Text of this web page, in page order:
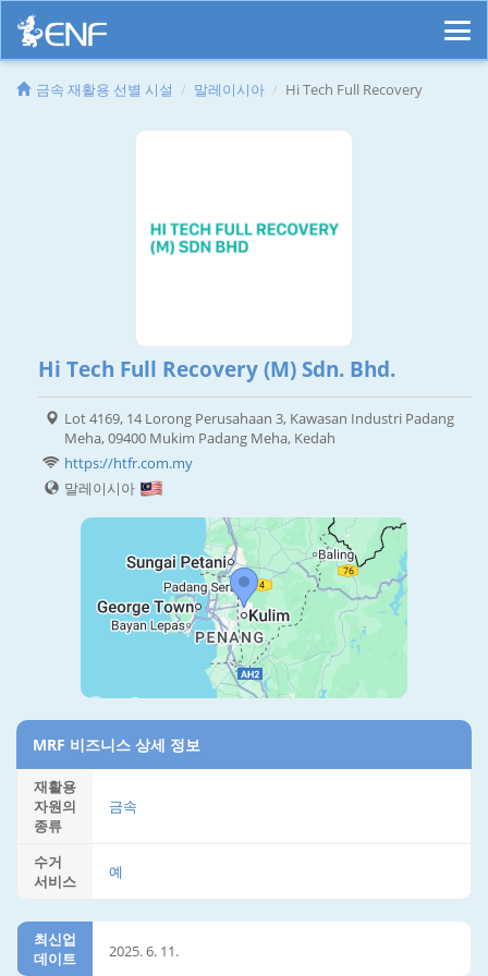
금속 재활용 선별 시설 말레이시아 Hi Tech Full Recovery
Hi Tech Full Recovery (M) Sdn. Bhd.
Lot 4169, 14 Lorong Perusahaan 3, Kawasan Industri Padang
Meha, 09400 Mukim Padang Meha, Kedah
https://htfr.com.my
말레이시아
MRF 비즈니스 상세 정보
재활용
자원의
종류
금속
수거
서비스
예
최신업
데이트
2025. 6. 11.